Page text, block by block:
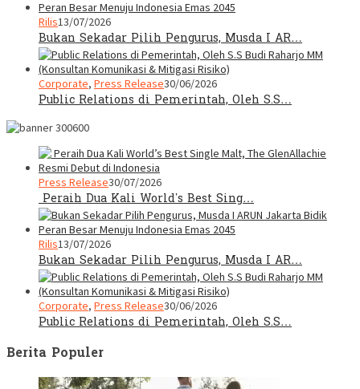
Rilis13/07/2026
Bukan Sekadar Pilih Pengurus, Musda I AR…
Corporate, Press Release30/06/2026
Public Relations di Pemerintah, Oleh S.S…
Press Release30/07/2026
Peraih Dua Kali World’s Best Sing…
Rilis13/07/2026
Bukan Sekadar Pilih Pengurus, Musda I AR…
Corporate, Press Release30/06/2026
Public Relations di Pemerintah, Oleh S.S…
Berita Populer